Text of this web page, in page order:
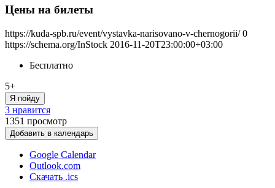
Цены на билеты
https://kuda-spb.ru/event/vystavka-narisovano-v-chernogorii/ 0
https://schema.org/InStock 2016-11-20T23:00:00+03:00
Бесплатно
5+
Я пойду
3 нравится
1351 просмотр
Добавить в календарь
Google Calendar
Outlook.com
Скачать .ics